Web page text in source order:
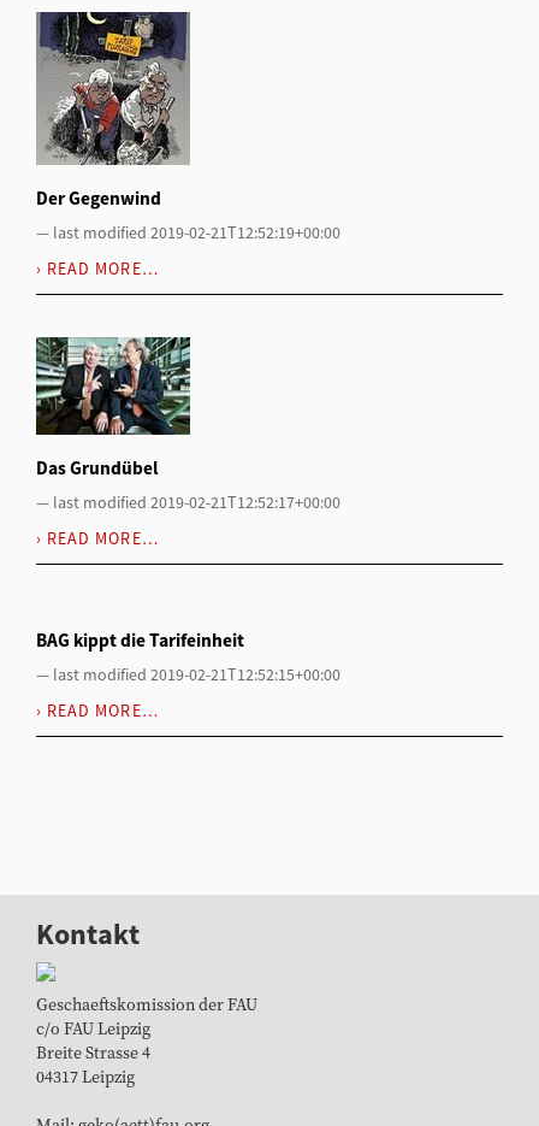
Der Gegenwind
— last modified 2019-02-21T12:52:19+00:00
READ MORE…
Das Grundübel
— last modified 2019-02-21T12:52:17+00:00
READ MORE…
BAG kippt die Tarifeinheit
— last modified 2019-02-21T12:52:15+00:00
READ MORE…
Kontakt
Geschaeftskomission der FAU
c/o FAU Leipzig
Breite Strasse 4
04317 Leipzig